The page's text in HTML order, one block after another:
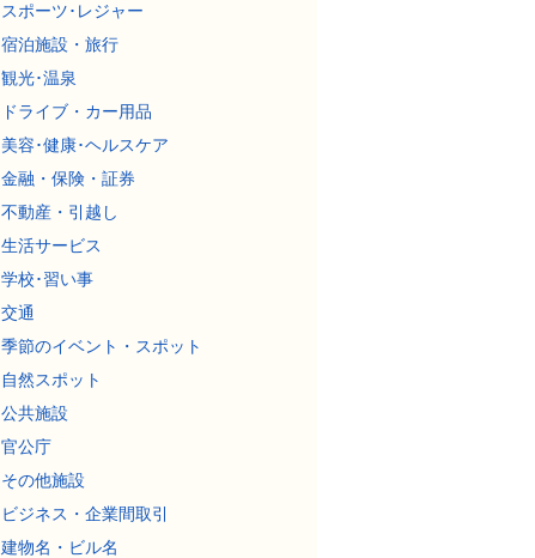
スポーツ･レジャー
宿泊施設・旅行
観光･温泉
ドライブ・カー用品
美容･健康･ヘルスケア
金融・保険・証券
不動産・引越し
生活サービス
学校･習い事
交通
季節のイベント・スポット
自然スポット
公共施設
官公庁
その他施設
ビジネス・企業間取引
建物名・ビル名